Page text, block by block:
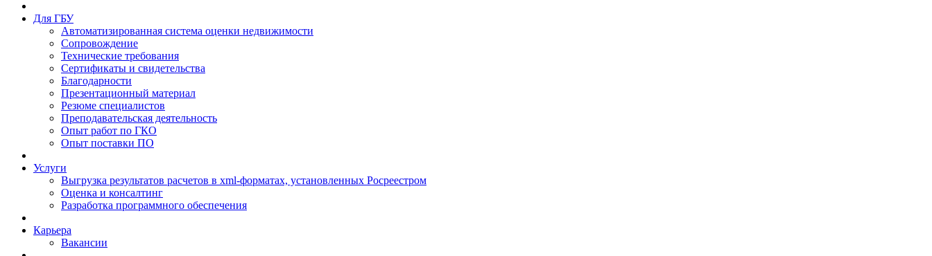
Для ГБУ
Автоматизированная система оценки недвижимости
Сопровождение
Технические требования
Сертификаты и свидетельства
Благодарности
Презентационный материал
Резюме специалистов
Преподавательская деятельность
Опыт работ по ГКО
Опыт поставки ПО
Услуги
Выгрузка результатов расчетов в xml-форматах, установленных Росреестром
Оценка и консалтинг
Разработка программного обеспечения
Карьера
Вакансии